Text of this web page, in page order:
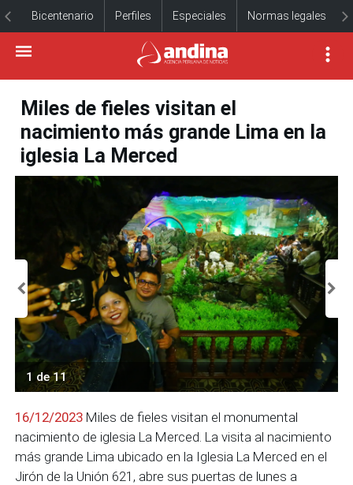
Bicentenario Perfiles Especiales Normas legales
Miles de fieles visitan el
nacimiento más grande Lima en la
iglesia La Merced
1 de 11
16/12/2023 Miles de fieles visitan el monumental
nacimiento de iglesia La Merced. La visita al nacimiento
más grande Lima ubicado en la Iglesia La Merced en el
Jirón de la Unión 621, abre sus puertas de lunes a